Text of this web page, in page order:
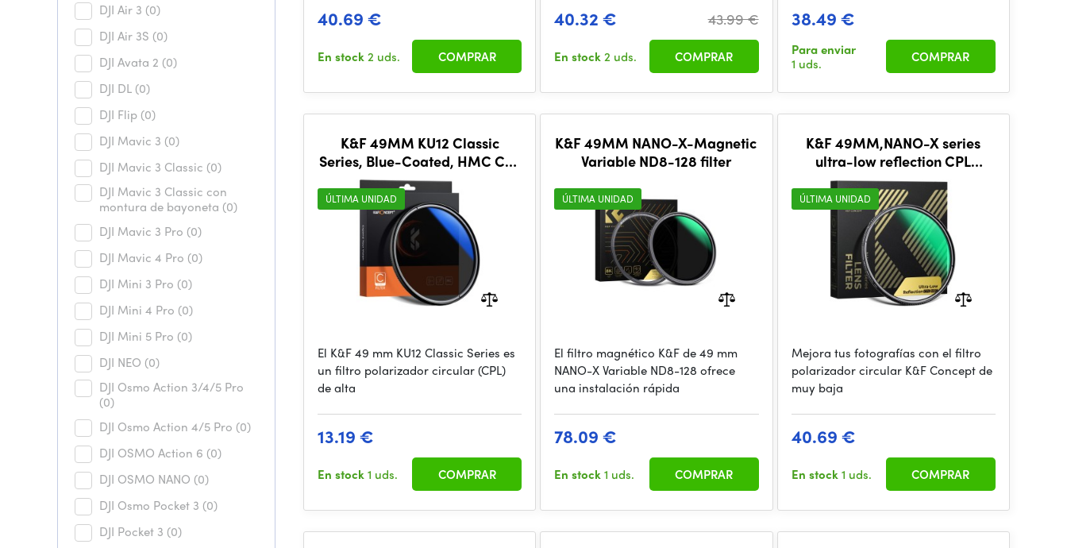
DJI Air 3 (0)
DJI Air 3S (0)
DJI Avata 2 (0)
DJI DL (0)
DJI Flip (0)
DJI Mavic 3 (0)
DJI Mavic 3 Classic (0)
DJI Mavic 3 Classic con
montura de bayoneta (0)
DJI Mavic 3 Pro (0)
DJI Mavic 4 Pro (0)
DJI Mini 3 Pro (0)
DJI Mini 4 Pro (0)
DJI Mini 5 Pro (0)
DJI NEO (0)
DJI Osmo Action 3/4/5 Pro
(0)
DJI Osmo Action 4/5 Pro (0)
DJI OSMO Action 6 (0)
DJI OSMO NANO (0)
DJI Osmo Pocket 3 (0)
DJI Pocket 3 (0)
40.69 €
En stock2 uds. COMPRAR
40.32 € 43.99 €
En stock2 uds. COMPRAR
38.49 €
Para enviar
1 uds.
COMPRAR
K&F 49MM KU12 Classic
Series, Blue-Coated, HMC CPL
Filter, Japan Optics
ÚLTIMA UNIDAD
El K&F 49 mm KU12 Classic Series es
un filtro polarizador circular (CPL)
de alta
13.19 €
En stock1 uds. COMPRAR
K&F 49MM NANO-X-Magnetic
Variable ND8-128 filter
ÚLTIMA UNIDAD
El filtro magnético K&F de 49 mm
NANO-X Variable ND8-128 ofrece
una instalación rápida
78.09 €
En stock1 uds. COMPRAR
K&F 49MM,NANO-X series
ultra-low reflection CPL
filter,Ultra clear lenses,
waterproof, anti-scrat
ÚLTIMA UNIDAD
Mejora tus fotografías con el filtro
polarizador circular K&F Concept de
muy baja
40.69 €
En stock1 uds. COMPRAR